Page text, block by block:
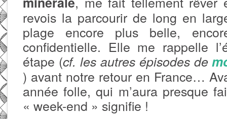
revois la parcourir de long en
plage encore plus belle,
confidentielle. Elle me rappelle
étape (cf. les autres épisodes de
) avant notre retour en France…
année folle, qui m’aura presque
« week-end » signifie !